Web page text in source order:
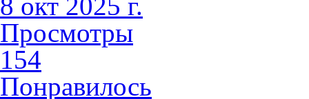
Просмотры
154
Понравилось